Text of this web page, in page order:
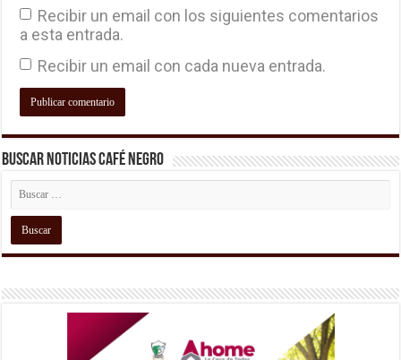
Recibir un email con los siguientes comentarios
a esta entrada.
Recibir un email con cada nueva entrada.
Buscar Noticias Café Negro